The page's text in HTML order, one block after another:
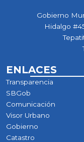
Gobierno
Hidalgo
ENLACES
Transparencia
SBGob
Comunicación
Visor Urbano
Gobierno
Catastro